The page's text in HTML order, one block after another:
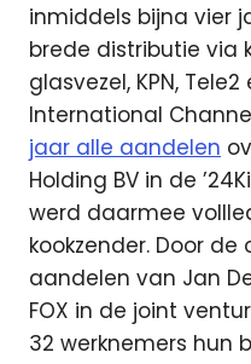
inmiddels bijna vier
brede distributie via
glasvezel, KPN,
International
jaar alle aandelen
Holding BV in de
werd daarmee
kookzender. Door
aandelen van Jan
FOX in de joint
32 werknemers hun